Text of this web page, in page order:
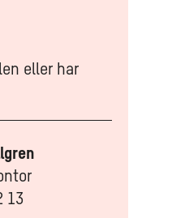
eller har
13